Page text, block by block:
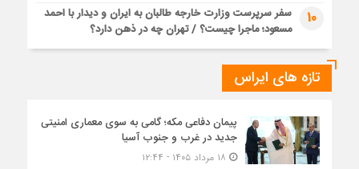
10
سفر سرپرست وزارت خارجه طالبان به ایران و دیدار با احمد
مسعود؛ ماجرا چیست؟ / تهران چه در ذهن دارد؟
تازه های ایراس
پیمان دفاعی مکه؛ گامی به سوی معماری امنیتی
جدید در غرب و جنوب آسیا